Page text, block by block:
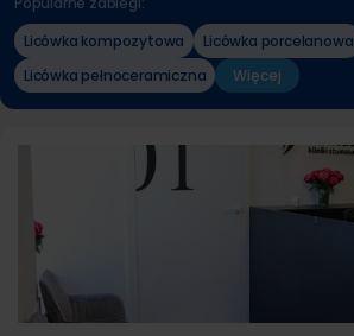
Licówka kompozytowa
Licówka porcelanowa
Licówka pełnoceramiczna
Więcej